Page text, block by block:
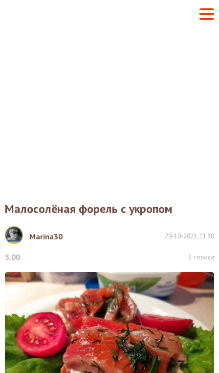
Малосолёная форель с укропом
Marina30 29-10-2021, 11:30
5.00 2 голоса